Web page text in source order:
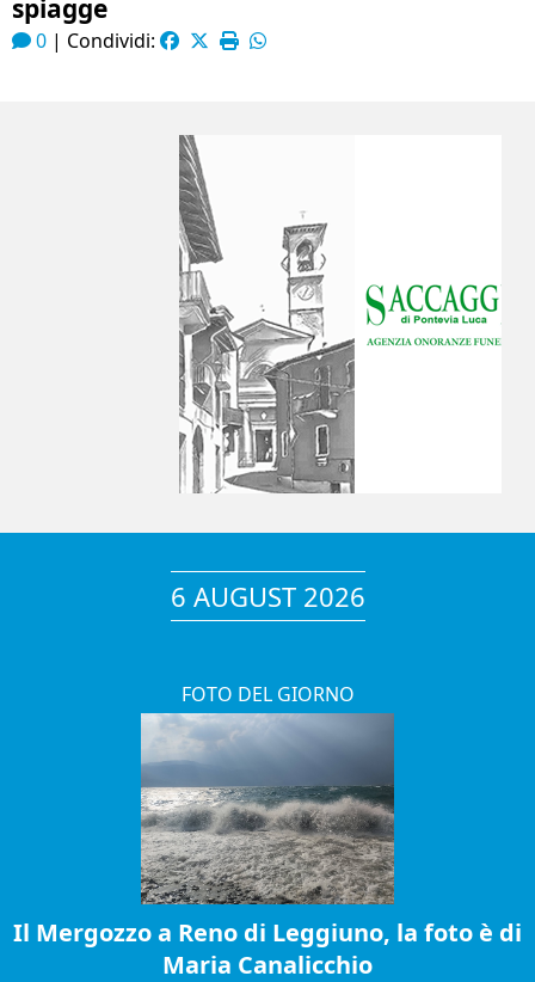
spiagge
0 | Condividi:
6 AUGUST 2026
FOTO DEL GIORNO
Il Mergozzo a Reno di Leggiuno, la foto è di
Maria Canalicchio